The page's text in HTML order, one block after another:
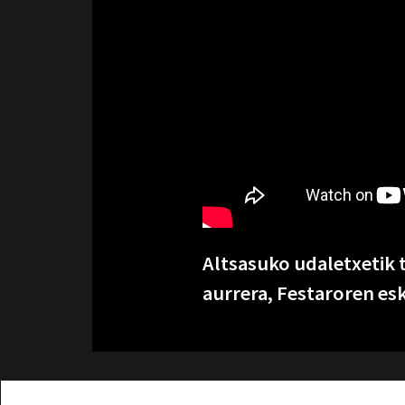
Altsasuko udaletxetik
aurrera, Festaroren